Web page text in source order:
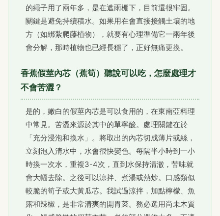
的繩子用了兩年多，是在遮雨棚下，目前還很牢固。
關鍵是避免持續積水。如果用在會直接接觸土壤的地
方（如綁紮爬藤植物），就要有心理準備它一兩年後
會分解，那時植物也已經長穩了，正好無痛更換。
香蕉假莖內芯（蕉筍）聽說可以吃，怎麼處理才
不會苦澀？
是的，嫩白的假莖內芯是可以食用的，在東南亞料理
中常見。苦澀來源於其中的單寧酸。處理關鍵在於
「充分浸泡和換水」。將取出的內芯切成薄片或絲，
立刻泡入清水中，水會很快變色。每隔半小時到一小
時換一次水，重複3-4次，直到水保持清澈，苦味就
會大幅去除。之後可以涼拌、煮湯或熱炒。口感類似
較脆的筍子或大黃瓜芯。我試過涼拌，加點檸檬、魚
露和辣椒，是非常清爽的開胃菜。務必選用尚未木質